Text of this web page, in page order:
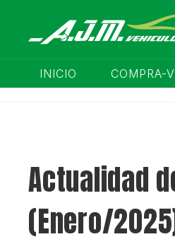
INICIO COMPRA-
Actualidad
(Enero/